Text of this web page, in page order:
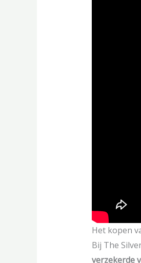
Het kopen
Bij The
verzekerde